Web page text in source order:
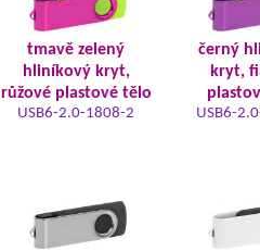
tmavě zelený
hliníkový kryt,
růžové plastové tělo
USB6-2.0-1808-2
černý
kryt,
USB6-